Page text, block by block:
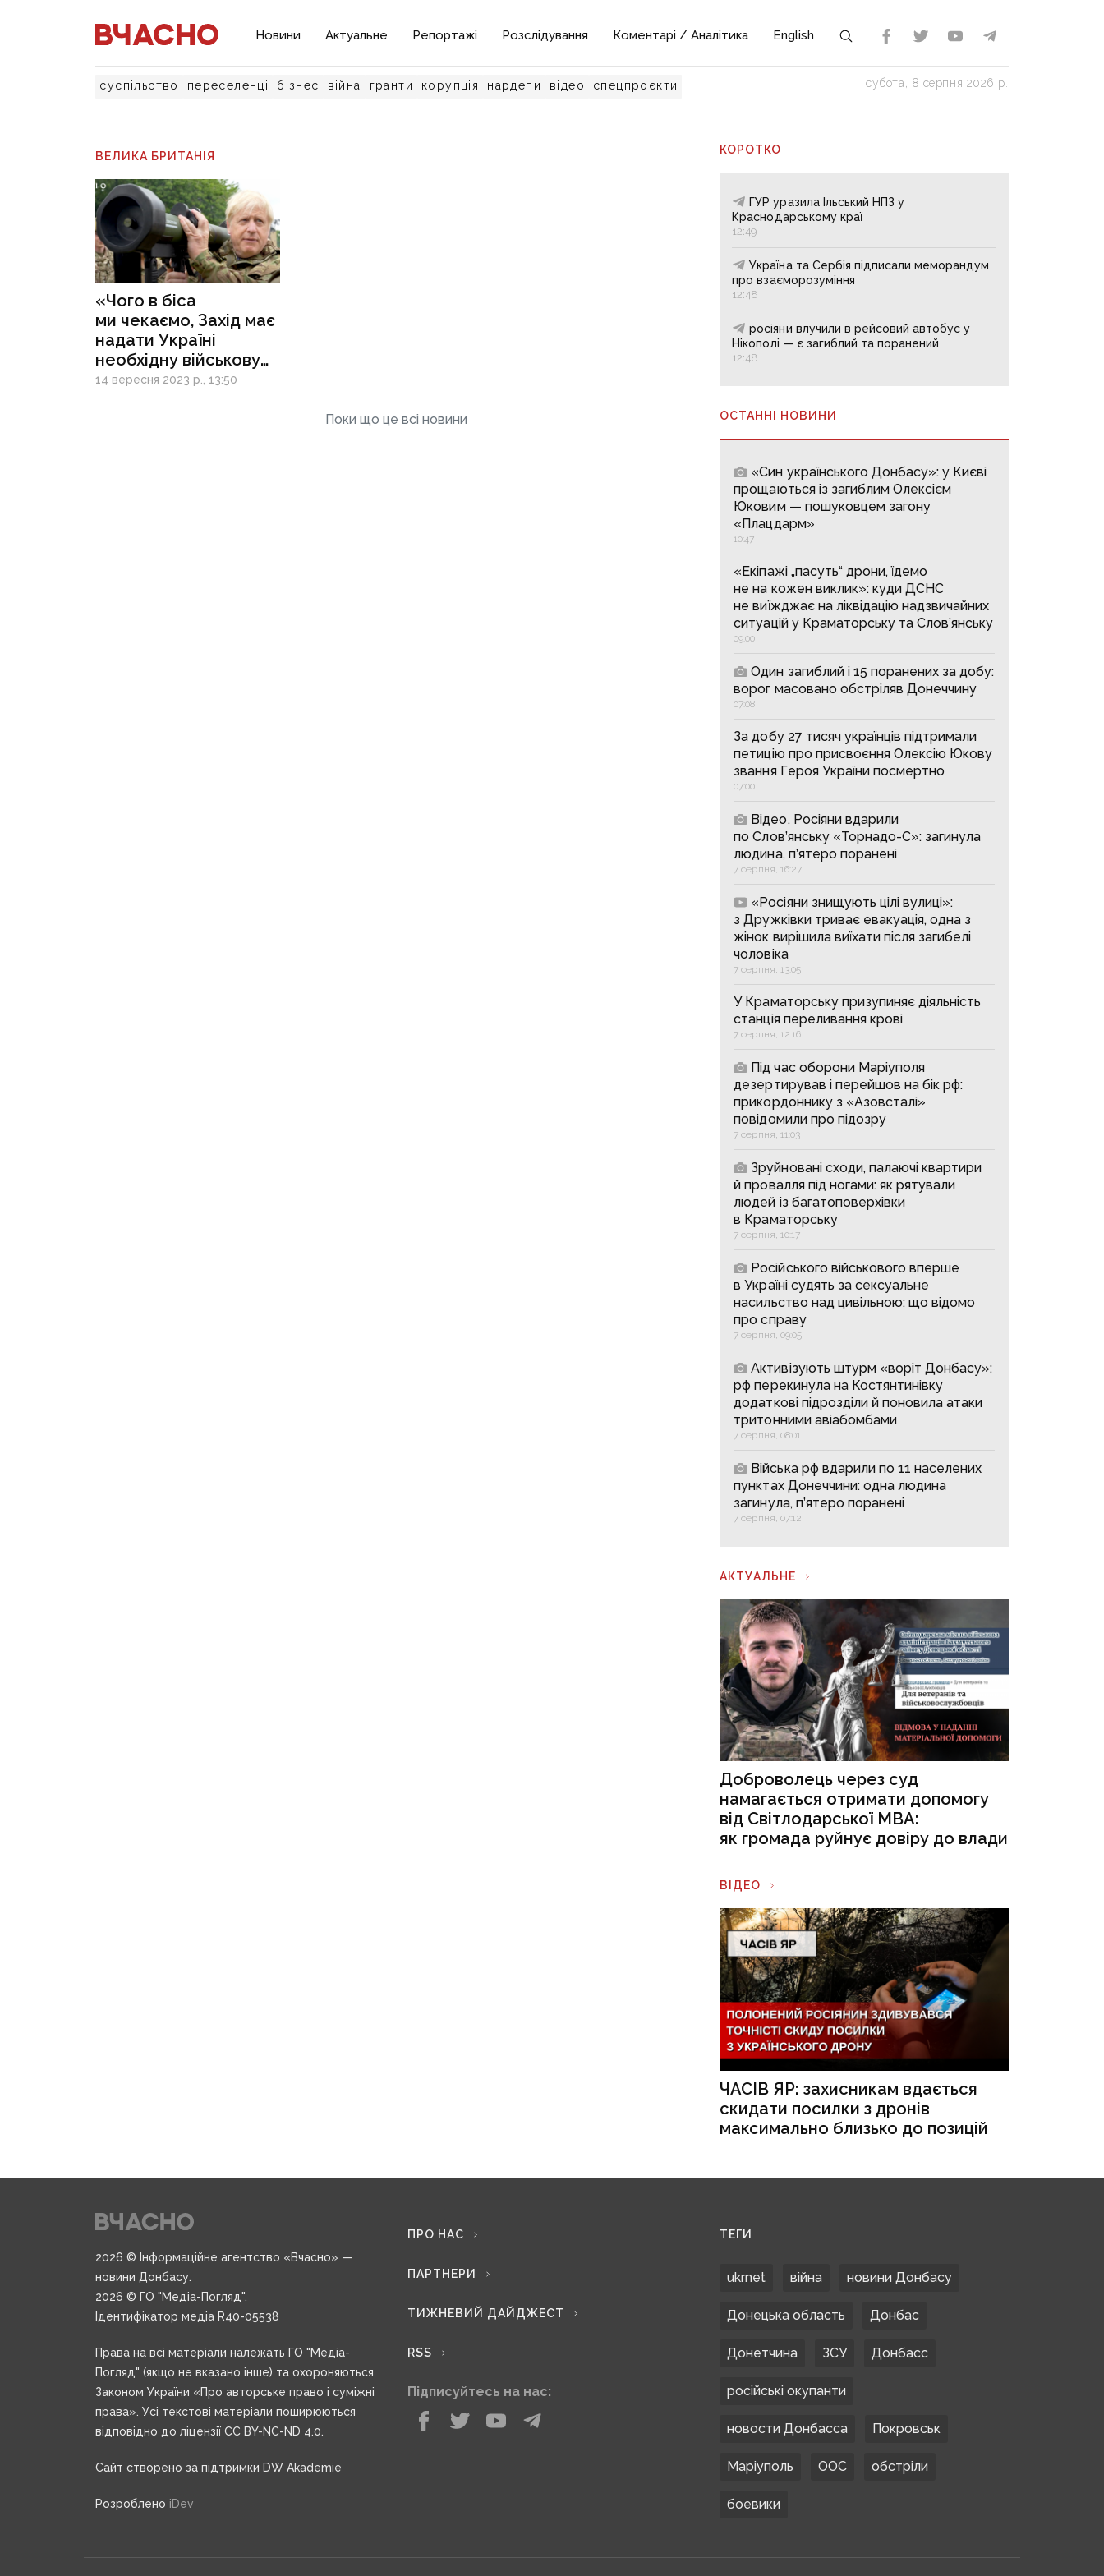
Новини Актуальне Репортажі Розслідування Коментарі / Аналітика English
суспільство переселенці бізнес війна гранти корупція нардепи відео спецпроєкти субота, 8 серпня 2026 р.
ВЕЛИКА БРИТАНІЯ
«Чого в біса
ми чекаємо, Захід має
надати Україні
необхідну військову
допомогу»: Джонсон
14 вересня 2023 р., 13:50
Поки що це всі новини
КОРОТКО
ГУР уразила Ільський НПЗ у
Краснодарському краї
12:49
Україна та Сербія підписали меморандум
про взаєморозуміння
12:48
росіяни влучили в рейсовий автобус у
Нікополі — є загиблий та поранений
12:48
ОСТАННІ НОВИНИ
«Син українського Донбасу»: у Києві
прощаються із загиблим Олексієм
Юковим — пошуковцем загону
«Плацдарм»
10:47
«Екіпажі „пасуть“ дрони, їдемо
не на кожен виклик»: куди ДСНС
не виїжджає на ліквідацію надзвичайних
ситуацій у Краматорську та Слов’янську
09:00
Один загиблий і 15 поранених за добу:
ворог масовано обстріляв Донеччину
07:08
За добу 27 тисяч українців підтримали
петицію про присвоєння Олексію Юкову
звання Героя України посмертно
07:00
Відео. Росіяни вдарили
по Слов’янську «Торнадо-С»: загинула
людина, п’ятеро поранені
7 серпня, 16:27
«Росіяни знищують цілі вулиці»:
з Дружківки триває евакуація, одна з
жінок вирішила виїхати після загибелі
чоловіка
7 серпня, 13:05
У Краматорську призупиняє діяльність
станція переливання крові
7 серпня, 12:16
Під час оборони Маріуполя
дезертирував і перейшов на бік рф:
прикордоннику з «Азовсталі»
повідомили про підозру
7 серпня, 11:03
Зруйновані сходи, палаючі квартири
й провалля під ногами: як рятували
людей із багатоповерхівки
в Краматорську
7 серпня, 10:17
Російського військового вперше
в Україні судять за сексуальне
насильство над цивільною: що відомо
про справу
7 серпня, 09:05
Активізують штурм «воріт Донбасу»:
рф перекинула на Костянтинівку
додаткові підрозділи й поновила атаки
тритонними авіабомбами
7 серпня, 08:01
Війська рф вдарили по 11 населених
пунктах Донеччини: одна людина
загинула, п’ятеро поранені
7 серпня, 07:12
АКТУАЛЬНЕ
Доброволець через суд
намагається отримати допомогу
від Світлодарської МВА:
як громада руйнує довіру до влади
ВІДЕО
ЧАСІВ ЯР: захисникам вдається
скидати посилки з дронів
максимально близько до позицій
2026 © Інформаційне агентство «Вчасно» —
новини Донбасу.
2026 © ГО "Медіа-Погляд".
Ідентифікатор медіа R40-05538
Права на всі матеріали належать ГО "Медіа-
Погляд" (якщо не вказано інше) та охороняються
Законом України «Про авторське право і суміжні
права». Усі текстові матеріали поширюються
відповідно до ліцензії CC BY-NC-ND 4.0.
Сайт створено за підтримки DW Akademie
Розроблено iDev
ПРО НАС
ПАРТНЕРИ
ТИЖНЕВИЙ ДАЙДЖЕСТ
RSS
Підписуйтесь на нас:
ТЕГИ
ukrnet війна новини Донбасу
Донецька область Донбас
Донетчина ЗСУ Донбасс
російські окупанти
новости Донбасса Покровськ
Маріуполь ООС обстріли
боевики